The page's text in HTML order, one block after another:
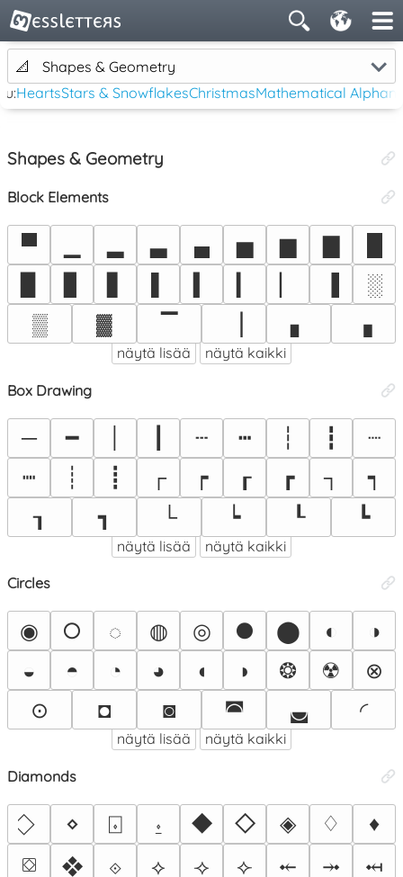
📐
Shapes & Geometry
HeartsStars & SnowflakesChristmasMathematical
Shapes & Geometry
Block Elements
▀ ▂ ▃ ▄ ▅ ▆ ▇
░
▒
▓ ▖ ▗
näytä lisää näytä kaikki
Box Drawing
─ ━ ┄ ┅ ┆ ┇
┈
┉
┊ ┋ ┌ ┍ ┎ ┏ ┐
┑
┒
┓ └ ┕ ┖ ┗
näytä lisää näytä kaikki
Circles
◉ ○ ◌ ◍ ◎ ● ⬤ ◐
◑
◒
◓ ◔ ◕ ◖ ◗ ❂ ☢
⊗
⊙
◘ ◙ ◚ ◛ ◜
näytä lisää näytä kaikki
Diamonds
⋄ ⌺ ⍚ ◆ ◇ ◈ ♢
♦
⛋
❖ ⟐ ⟡ ⟢ ⟣ ⤝ ⤞
⤟